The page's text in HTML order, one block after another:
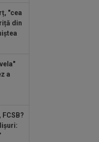
"cea
din
a
FCSB?